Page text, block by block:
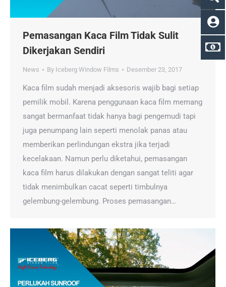
Pemasangan Kaca Film Tidak Sulit
Dikerjakan Sendiri
News By Iceberg Window Films Desember 23, 2017
Kaca film sudah menjadi aksesoris wajib bagi setiap
pemilik mobil. Karena penggunaan kaca film memang
sangat bermanfaat tidak hanya bagi pengemudi tapi
juga penumpang lain seperti menolak panas atau
memberikan perlindungan ekstra jika terjadi
kecelakaan. Namun perlu diketahui, pemasangan
kaca film harus dilakukan dengan sangat teliti agar
tidak menimbulkan cacat seperti timbulnya
gelembung-gelembung. Proses pemasangan…